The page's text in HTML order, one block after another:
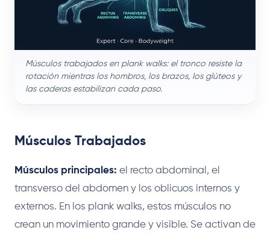
Músculos trabajados en plank walks: el tronco resiste la
rotación mientras los hombros, los brazos, los glúteos y
las caderas estabilizan cada paso.
Músculos Trabajados
Músculos principales: el recto abdominal, el
transverso del abdomen y los oblicuos internos y
externos. En los plank walks, estos músculos no
crean un movimiento grande y visible. Se activan de